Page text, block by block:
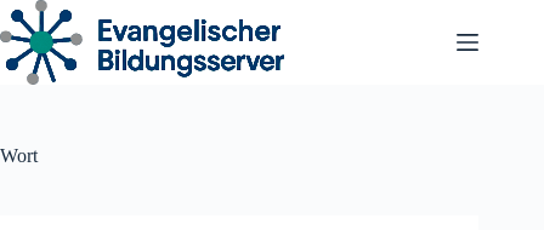
Zum
Inhalt
springen
Wort